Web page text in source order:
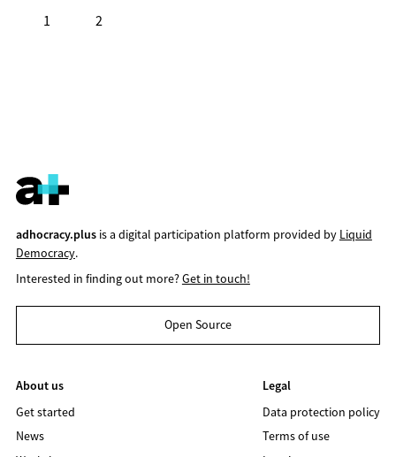
1
2
adhocracy.plusis a digital participation platform provided by Liquid
Democracy.
Interested in finding out more?Get in touch!
Open Source
About us
Get started
News
Legal
Data protection policy
Terms of use